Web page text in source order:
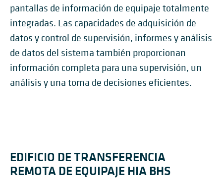
pantallas de información de equipaje totalmente
integradas. Las capacidades de adquisición de
datos y control de supervisión, informes y análisis
de datos del sistema también proporcionan
información completa para una supervisión, un
análisis y una toma de decisiones eficientes.
EDIFICIO DE TRANSFERENCIA
REMOTA DE EQUIPAJE HIA BHS